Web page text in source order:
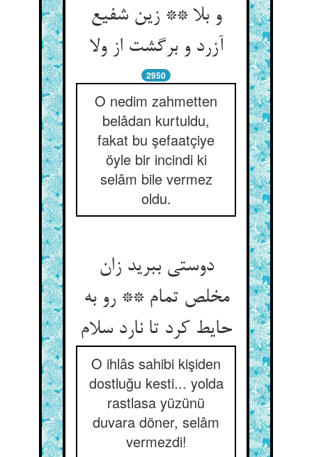
و بلا ** زین شفیع
آزرد و برگشت از ولا
2950
O nedim zahmetten
belâdan kurtuldu,
fakat bu şefaatçiye
öyle bir incindi ki
selâm bile vermez
oldu.
دوستی ببرید زان
مخلص تمام ** رو به
حایط کرد تا نارد سلام
O ihlâs sahibi kişiden
dostluğu kesti... yolda
rastlasa yüzünü
duvara döner, selâm
vermezdi!